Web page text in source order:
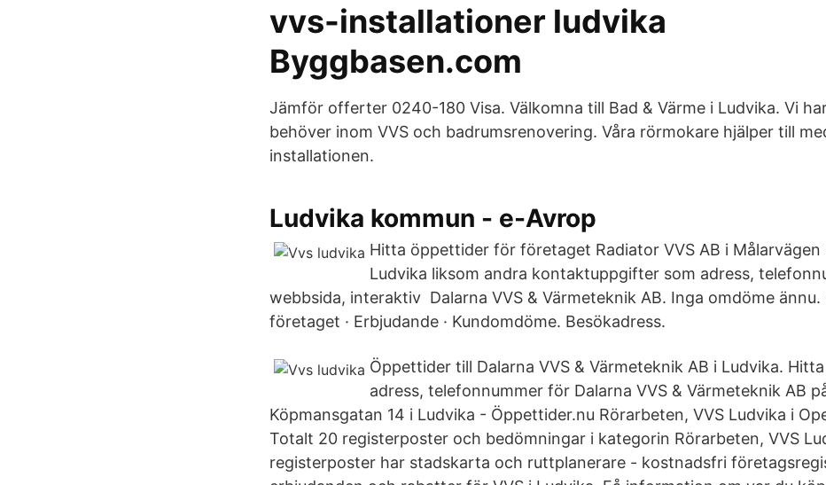
vvs-installationer ludvika
Byggbasen.com
Jämför offerter 0240-180 Visa. Välkomna till Bad & Värme i Ludvika. Vi
behöver inom VVS och badrumsrenovering. Våra rörmokare hjälper till
installationen.
Ludvika kommun - e-Avrop
Hitta öppettider för företaget Radiator VVS AB i Målarvägen
Ludvika liksom andra kontaktuppgifter som adress,
webbsida, interaktiv Dalarna VVS & Värmeteknik AB. Inga omdöme ännu.
företaget · Erbjudande · Kundomdöme. Besökadress.
Öppettider till Dalarna VVS & Värmeteknik AB i Ludvika.
adress, telefonnummer för Dalarna VVS & Värmeteknik AB
Köpmansgatan 14 i Ludvika - Öppettider.nu Rörarbeten, VVS Ludvika i
Totalt 20 registerposter och bedömningar i kategorin Rörarbeten, VVS
registerposter har stadskarta och ruttplanerare - kostnadsfri